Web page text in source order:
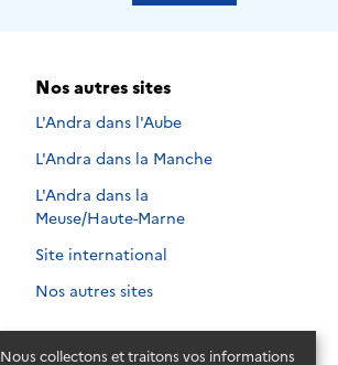
Nous collectons et traitons vos informations
Nos autres sites
L'Andra dans l'Aube
L'Andra dans la Manche
L'Andra dans la
Meuse/Haute-Marne
Site international
Nos autres sites